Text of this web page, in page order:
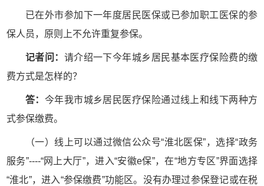
已在外市参加下一年度居民医保或已参加职工医保的参
保人员，原则上不允许重复参保。
记者问： 请介绍一下今年城乡居民基本医疗保险费的缴
费方式是怎样的？
答： 今年我市城乡居民医疗保险通过线上和线下两种方
式参保缴费。
（一）线上可以通过微信公众号“淮北医保”，选择“政务
服务”----“网上大厅”，进入“安徽e保”，在“地方专区”界面选择
“淮北”，进入“参保缴费”功能区。没有办理过参保登记或在税